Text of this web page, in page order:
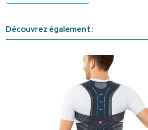
Découvrez également :